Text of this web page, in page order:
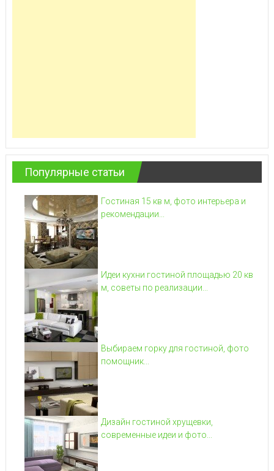
Популярные статьи
Гостиная 15 кв м, фото интерьера и
рекомендации...
Идеи кухни гостиной площадью 20 кв
м, советы по реализации...
Выбираем горку для гостиной, фото
помощник...
Дизайн гостиной хрущевки,
современные идеи и фото...